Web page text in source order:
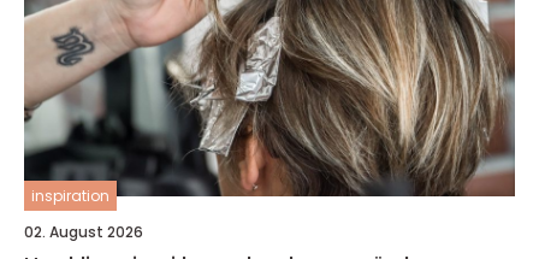
inspiration
02. August 2026